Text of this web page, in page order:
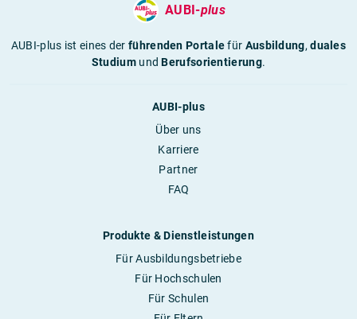
AUBI-plus
AUBI-plus ist eines derführenden Portalefür Ausbildung,duales
StudiumundBerufsorientierung.
AUBI-plus
Über uns
Karriere
Partner
FAQ
Produkte & Dienstleistungen
Für Ausbildungsbetriebe
Für Hochschulen
Für Schulen